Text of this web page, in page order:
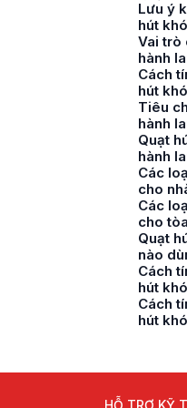
Lưu ý
hút
Vai trò
hành
Cách
hút
Tiêu
hành
Quạt
hành
Các
cho
Các
cho
Quạt
nào
Cách
hút
Cách
hút
HỖ TRỢ KỸ